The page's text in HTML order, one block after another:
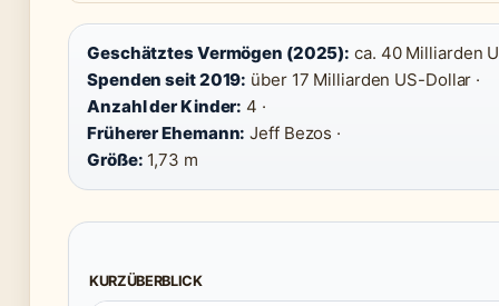
Geschätztes Vermögen (2025): ca. 40 Milliarden
Spenden seit 2019: über 17 Milliarden US-Dollar ·
Anzahl der Kinder: 4 ·
Früherer Ehemann: Jeff Bezos ·
Größe: 1,73 m
KURZÜBERBLICK